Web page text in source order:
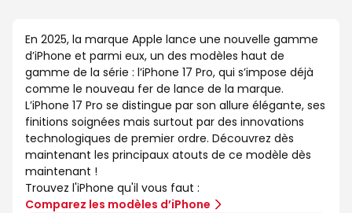
En 2025, la marque Apple lance une nouvelle gamme
d’iPhone et parmi eux, un des modèles haut de
gamme de la série : l’iPhone 17 Pro, qui s’impose déjà
comme le nouveau fer de lance de la marque.
L’iPhone 17 Pro se distingue par son allure élégante, ses
finitions soignées mais surtout par des innovations
technologiques de premier ordre. Découvrez dès
maintenant les principaux atouts de ce modèle dès
maintenant !
Trouvez l'iPhone qu'il vous faut :
Comparez les modèles d’iPhone